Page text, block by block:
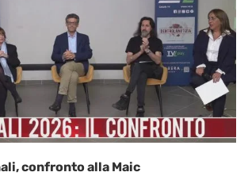
confronto alla Maic